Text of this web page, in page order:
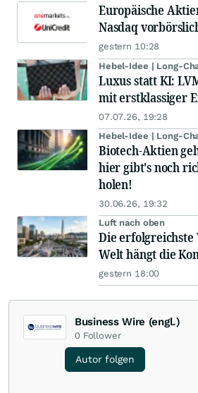
Europäische
Nasdaq
gestern 10:28
Hebel-Idee | Long-
Luxus statt KI:
mit erstklassiger
07.07.26, 19:28
Hebel-Idee | Long-
Biotech-Aktien
hier gibt's noch
holen!
30.06.26, 19:32
Luft nach oben
Die
Welt hängt die
gestern 18:00
Business Wire (engl.)
0 Follower
Autor folgen